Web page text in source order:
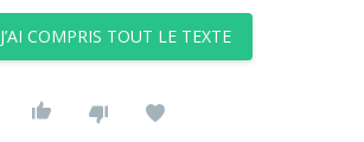
J’AI COMPRIS TOUT LE TEXTE